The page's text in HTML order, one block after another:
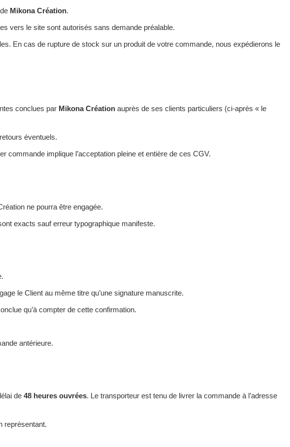
Mikona Création.
vers le site sont autorisés sans demande préalable.
En cas de rupture de stock sur un produit de votre commande, nous expédierons le
conclues par Mikona Création auprès de ses clients particuliers (ci-après « le
éventuels.
implique l’acceptation pleine et entière de ces CGV.
ne pourra être engagée.
exacts sauf erreur typographique manifeste.
le Client au même titre qu’une signature manuscrite.
qu’à compter de cette confirmation.
antérieure.
de 48 heures ouvrées. Le transporteur est tenu de livrer la commande à l’adresse
représentant.